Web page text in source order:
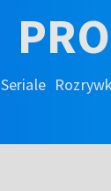
Seriale